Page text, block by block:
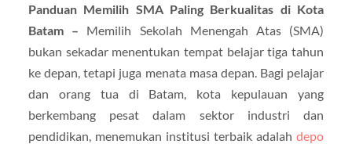
Panduan Memilih SMA Paling Berkualitas di Kota
Batam – Memilih Sekolah Menengah Atas (SMA)
bukan sekadar menentukan tempat belajar tiga tahun
ke depan, tetapi juga menata masa depan. Bagi pelajar
dan orang tua di Batam, kota kepulauan yang
berkembang pesat dalam sektor industri dan
pendidikan, menemukan institusi terbaik adalahdepo